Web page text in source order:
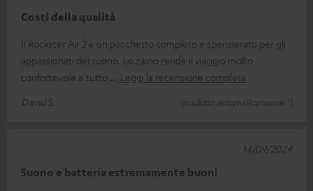
Costi della qualità
Il Rockster Air 2 è un pacchetto completo e spensierato per gli
appassionati del suono. Lo zaino rende il viaggio molto
confortevole e tutto
Leggi la recensione completa
David S.
(tradotto automaticamente *)
Suono e batteria estremamente buoni
14/09/2024